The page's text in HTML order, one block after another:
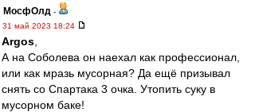
МосфОлд -
31 май 2023 18:24
Argos
А на Соболева он наехал как профессионал,
или как мразь мусорная? Да ещё призывал
снять со Спартака 3 очка. Утопить суку в
мусорном баке!